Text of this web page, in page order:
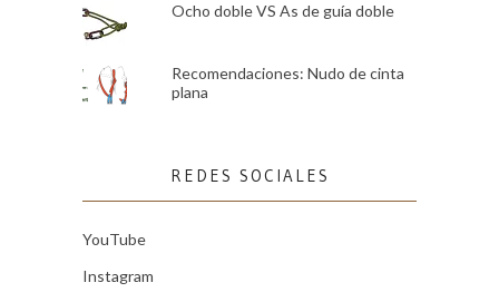
Ocho doble VS As de guía doble
Recomendaciones: Nudo de cinta
plana
REDES SOCIALES
YouTube
Instagram